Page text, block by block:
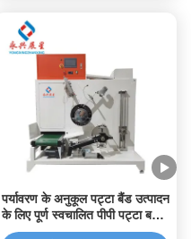
पर्यावरण के अनुकूल पट्टा बैंड उत्पादन
के लिए पूर्ण स्वचालित पीपी पट्टा बनाने
का संयंत्र